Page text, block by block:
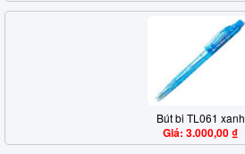
Bút bi TL061 xanh
Giá: 3.000,00 ₫